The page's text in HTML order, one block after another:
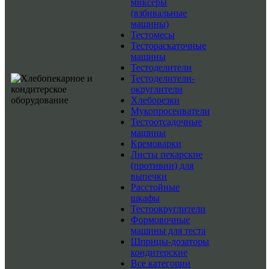
миксеры
(взбивальные
машины)
Тестомесы
Тестораскаточные
машины
Тестоделители
Тестоделители-
округлители
Хлеборезки
Мукопросеиватели
Тестоотсадочные
машины
Кремоварки
Листы пекарские
(противни) для
выпечки
Расстойные
шкафы
Тестоокруглители
Формовочные
машины для теста
Шприцы-дозаторы
кондитерские
Все категории